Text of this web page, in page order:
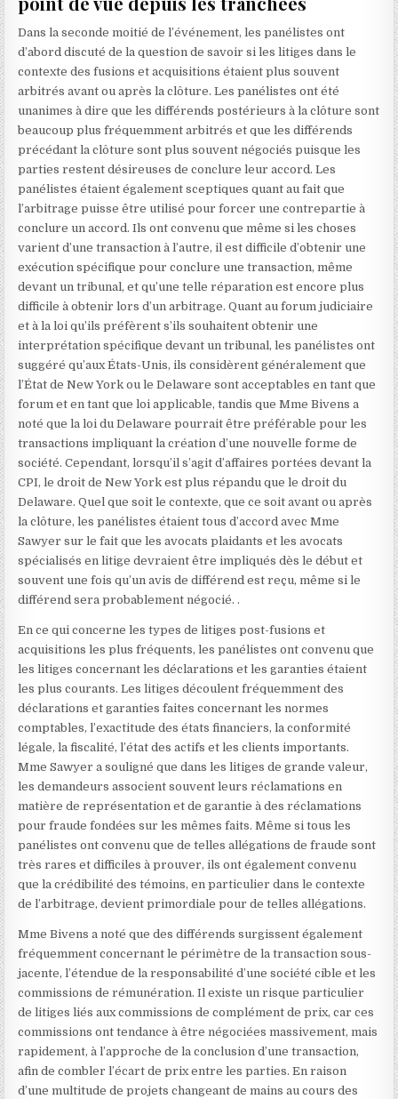
Dans la seconde moitié de l’événement, les panélistes ont
d’abord discuté de la question de savoir si les litiges dans le
contexte des fusions et acquisitions étaient plus souvent
arbitrés avant ou après la clôture. Les panélistes ont été
unanimes à dire que les différends postérieurs à la clôture sont
beaucoup plus fréquemment arbitrés et que les différends
précédant la clôture sont plus souvent négociés puisque les
parties restent désireuses de conclure leur accord. Les
panélistes étaient également sceptiques quant au fait que
l’arbitrage puisse être utilisé pour forcer une contrepartie à
conclure un accord. Ils ont convenu que même si les choses
varient d’une transaction à l’autre, il est difficile d’obtenir une
exécution spécifique pour conclure une transaction, même
devant un tribunal, et qu’une telle réparation est encore plus
difficile à obtenir lors d’un arbitrage. Quant au forum judiciaire
et à la loi qu’ils préfèrent s’ils souhaitent obtenir une
interprétation spécifique devant un tribunal, les panélistes ont
suggéré qu’aux États-Unis, ils considèrent généralement que
l’État de New York ou le Delaware sont acceptables en tant que
forum et en tant que loi applicable, tandis que Mme Bivens a
noté que la loi du Delaware pourrait être préférable pour les
transactions impliquant la création d’une nouvelle forme de
société. Cependant, lorsqu’il s’agit d’affaires portées devant la
CPI, le droit de New York est plus répandu que le droit du
Delaware. Quel que soit le contexte, que ce soit avant ou après
la clôture, les panélistes étaient tous d’accord avec Mme
Sawyer sur le fait que les avocats plaidants et les avocats
spécialisés en litige devraient être impliqués dès le début et
souvent une fois qu’un avis de différend est reçu, même si le
différend sera probablement négocié. .
En ce qui concerne les types de litiges post-fusions et
acquisitions les plus fréquents, les panélistes ont convenu que
les litiges concernant les déclarations et les garanties étaient
les plus courants. Les litiges découlent fréquemment des
déclarations et garanties faites concernant les normes
comptables, l’exactitude des états financiers, la conformité
légale, la fiscalité, l’état des actifs et les clients importants.
Mme Sawyer a souligné que dans les litiges de grande valeur,
les demandeurs associent souvent leurs réclamations en
matière de représentation et de garantie à des réclamations
pour fraude fondées sur les mêmes faits. Même si tous les
panélistes ont convenu que de telles allégations de fraude sont
très rares et difficiles à prouver, ils ont également convenu
que la crédibilité des témoins, en particulier dans le contexte
de l’arbitrage, devient primordiale pour de telles allégations.
Mme Bivens a noté que des différends surgissent également
fréquemment concernant le périmètre de la transaction sous-
jacente, l’étendue de la responsabilité d’une société cible et les
commissions de rémunération. Il existe un risque particulier
de litiges liés aux commissions de complément de prix, car ces
commissions ont tendance à être négociées massivement, mais
rapidement, à l’approche de la conclusion d’une transaction,
afin de combler l’écart de prix entre les parties. En raison
d’une multitude de projets changeant de mains au cours des